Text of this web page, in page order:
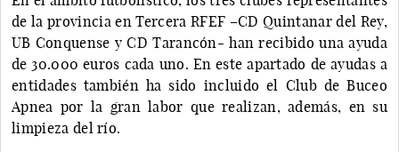
de la provincia en Tercera RFEF –CD Quintanar del Rey,
UB Conquense y CD Tarancón- han recibido una ayuda
de 30.000 euros cada uno. En este apartado de ayudas a
entidades también ha sido incluido el Club de Buceo
Apnea por la gran labor que realizan, además, en su
limpieza del río.